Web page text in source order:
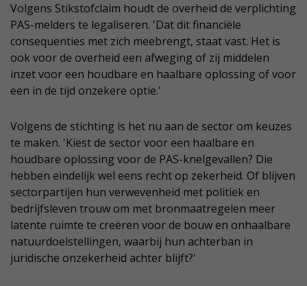
Volgens Stikstofclaim houdt de overheid de verplichting
PAS-melders te legaliseren. 'Dat dit financiële
consequenties met zich meebrengt, staat vast. Het is
ook voor de overheid een afweging of zij middelen
inzet voor een houdbare en haalbare oplossing of voor
een in de tijd onzekere optie.'
Volgens de stichting is het nu aan de sector om keuzes
te maken. 'Kiest de sector voor een haalbare en
houdbare oplossing voor de PAS-knelgevallen? Die
hebben eindelijk wel eens recht op zekerheid. Of blijven
sectorpartijen hun verwevenheid met politiek en
bedrijfsleven trouw om met bronmaatregelen meer
latente ruimte te creëren voor de bouw en onhaalbare
natuurdoelstellingen, waarbij hun achterban in
juridische onzekerheid achter blijft?'